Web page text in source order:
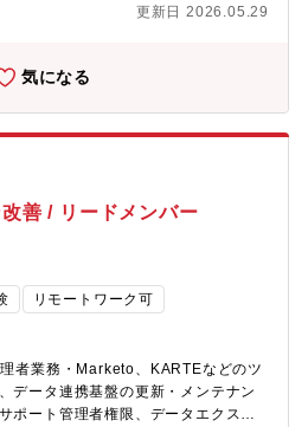
& PR 人数7名・上記の内デジタル
む）が マーケティング要員です
と相談の上、業務を遂行する形
する事をイメージしております。■同
密光学メーカーです。光学のスペシ
ラーレス用レンズなどの一般ユーザ
ンズユニット・車載用レンズなどの
く手掛けています。カメラレンズ業
バルに事業を展開。近年は新規事業
カメラ向け製品の開発やドローン市
大しています。◇完全週休2日制／年
を創出することが必要です。そし
始以降の顧客体験の企画・改善は事
けられます。【期待する役割】この
ージメント企画チーム」の体制強化
推進される新NISAを軸としたサービ
目指すデジタルバンクなどの展開を
善を推進していただける新たな人材
ザー事業のCRM施策およびプロダク
ンゲージメント向上とLTV最大化を推
・積立投資のサポート、目標に合わ
ス、相場変動に対する不安のケアな
供を行います。本ポジションは、預
ら20兆円へと到達させる大きな目標
す。日々のPDCAを通じた顧客体験向
ース、そしてその先の社会課題の解決
られることは大きな醍醐味です。
画チームのしごと】定性×定量で深め
更新日 2026.05.29
気になる
善 / リードメンバー
リモートワーク可
者業務・Marketo、KARTEなどのツ
データ連携基盤の更新・メンテナン
ポート管理者権限、データエクスポ